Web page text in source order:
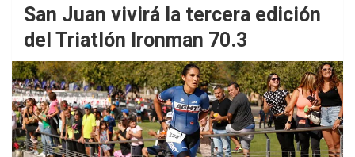
San Juan vivirá la tercera edición
del Triatlón Ironman 70.3